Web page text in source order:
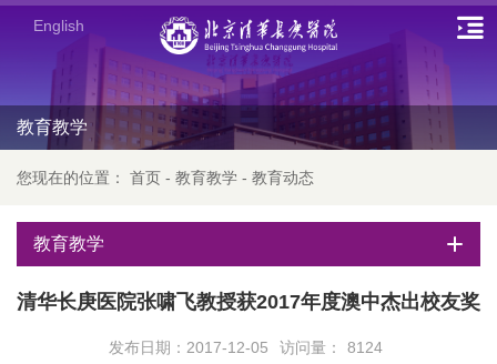
English
教育教学
您现在的位置： 首页 - 教育教学 - 教育动态
教育教学
清华长庚医院张啸飞教授获2017年度澳中杰出校友奖
发布日期：2017-12-05 访问量： 8124